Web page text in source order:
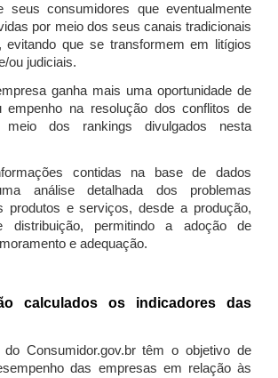
seus consumidores que eventualmente
por meio dos seus canais tradicionais
evitando que se transformem em litígios
ou judiciais.
ganha mais uma oportunidade de
empenho na resolução dos conflitos de
meio dos rankings divulgados nesta
contidas na base de dados
análise detalhada dos problemas
produtos e serviços, desde a produção,
distribuição, permitindo a adoção de
e adequação.
calculados os indicadores das
Consumidor.gov.br têm o objetivo de
das empresas em relação às